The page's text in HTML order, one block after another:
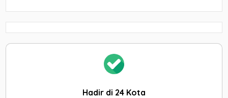
Hadir di 24 Kota